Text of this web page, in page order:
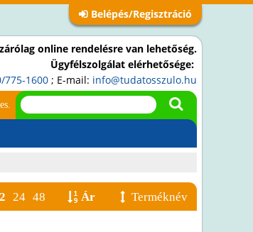
Belépés/Regisztráció
online rendelésre van lehetőség.
Ügyfélszolgálat elérhetősége:
775-1600 ; E-mail: info@tudatosszulo.hu
24 48 Ár
Terméknév